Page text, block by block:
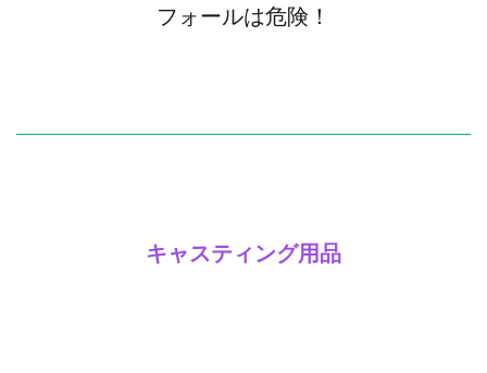
フォールは危険！
キャスティング用品